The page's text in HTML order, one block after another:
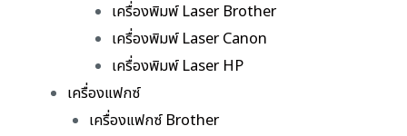
เครื่องพิมพ์ Laser Brother
เครื่องพิมพ์ Laser Canon
เครื่องพิมพ์ Laser HP
เครื่องแฟกซ์
เครื่องแฟกซ์ Brother